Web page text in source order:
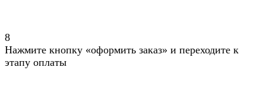
8
Нажмите кнопку «оформить заказ» и переходите к
этапу оплаты